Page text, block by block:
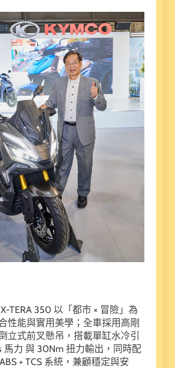
TERA 350 以「都市 × 冒險」為
性能與實用美學；全車採用高剛
立式前叉懸吊，搭載單缸水冷引
馬力 與 30Nm 扭力輸出，同時配
+ TCS 系統，兼顧穩定與安